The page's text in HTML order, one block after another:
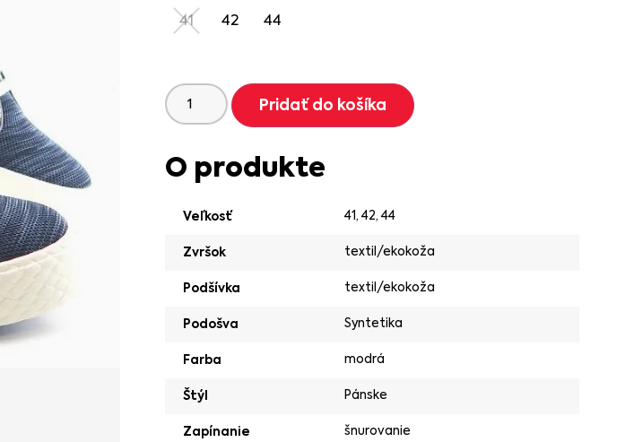
41 42 44
Pridať do košíka
O produkte
Veľkosť 41,42,44
Zvršok textil/ekokoža
Podšívka textil/ekokoža
Podošva Syntetika
Farba modrá
Štýl Pánske
Zapínanie šnurovanie